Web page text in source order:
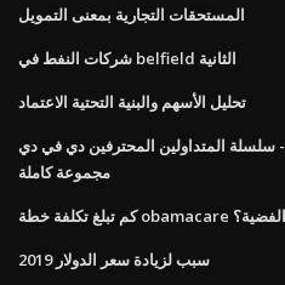
المستحقات التجارية بمعنى التمويل
شركات النفط في belfield الثانية
تحليل الأسهم والبنية التحتية الاعتماد
- سلسلة المتداولين المحترفين دي في دي
مجموعة كاملة
كم تبلغ تكلفة خطة obamacare الفضية؟
سبب لزيادة سعر الدولار 2019